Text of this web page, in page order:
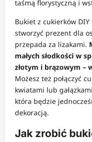
taśmą florystyczną i
Bukiet z cukierków
stworzyć prezent dla
przepada za lizakami.
małych słodkości w
złotym i brązowym –
Możesz też połączyć
kwiatami lub
która będzie
dekoracją.
Jak zrobić